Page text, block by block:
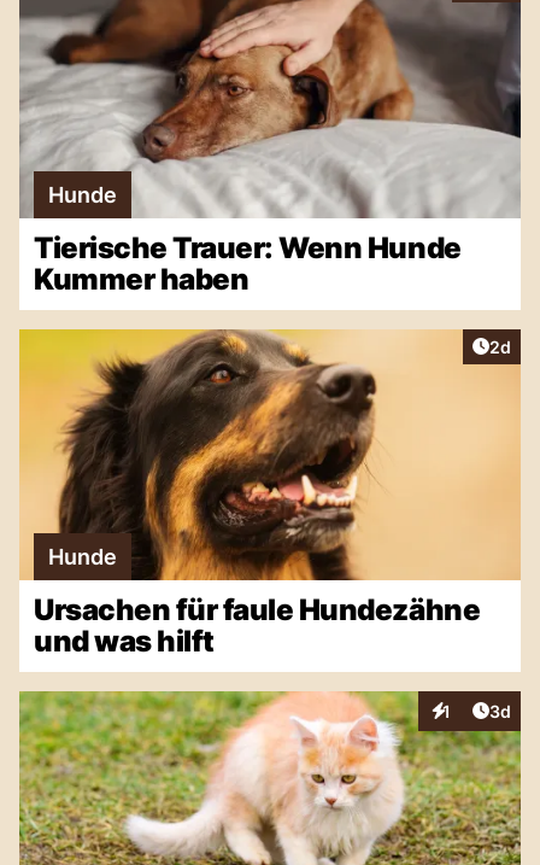
Hunde
Tierische Trauer: Wenn Hunde
Kummer haben
2d
Hunde
Ursachen für faule Hundezähne
und was hilft
1
Interaktionen
3d